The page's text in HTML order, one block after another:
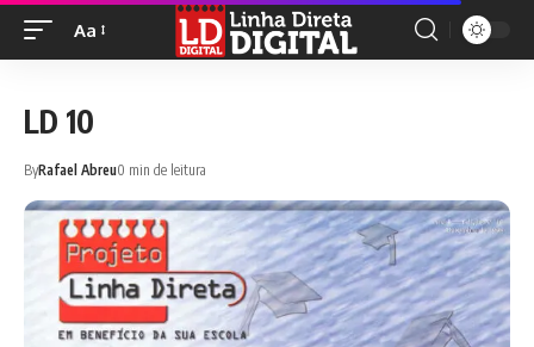
Aa
LD 10
ByRafael Abreu0 min de leitura